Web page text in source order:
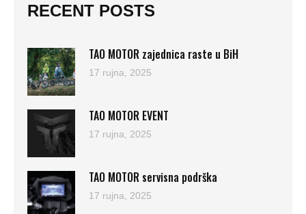
RECENT POSTS
TAO MOTOR zajednica raste u BiH
17 rujna, 2025
TAO MOTOR EVENT
17 rujna, 2025
TAO MOTOR servisna podrška
17 rujna, 2025